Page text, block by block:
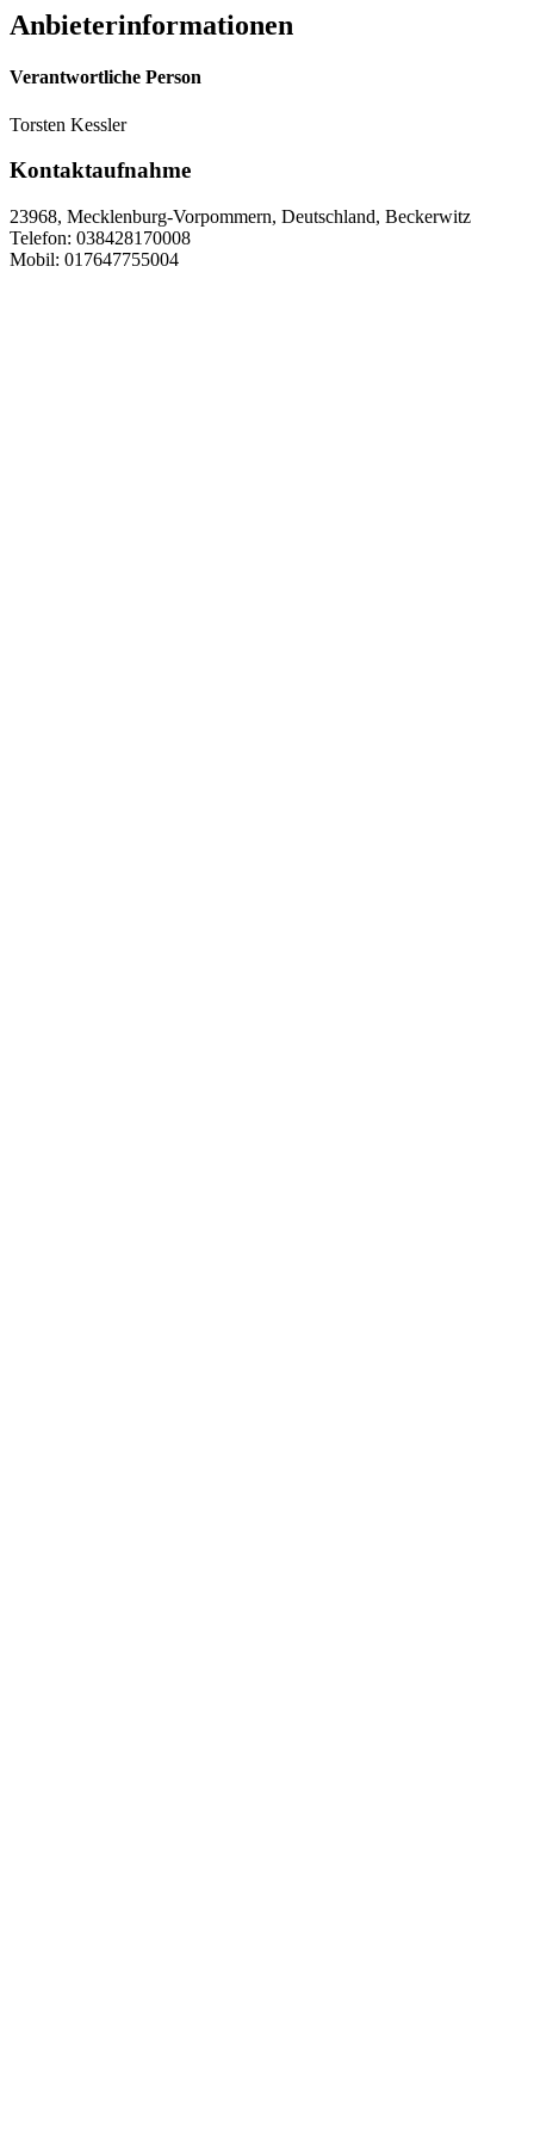
Anbieterinformationen
Verantwortliche Person
Torsten Kessler
Kontaktaufnahme
23968, Mecklenburg-Vorpommern, Deutschland, Beckerwitz
Telefon: 038428170008
Mobil: 017647755004